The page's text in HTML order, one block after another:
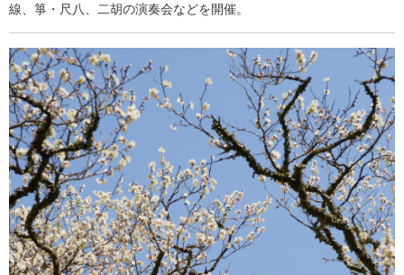
線、箏・尺八、二胡の演奏会などを開催。